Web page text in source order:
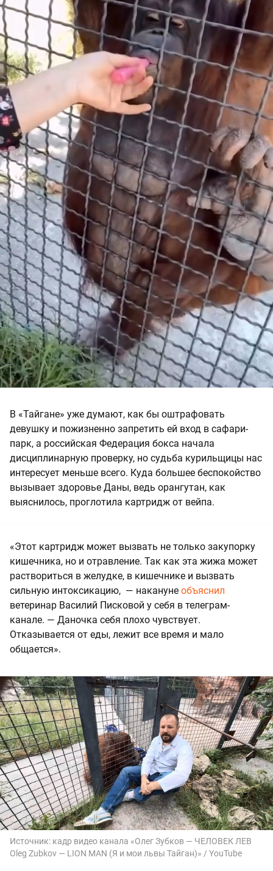
В «Тайгане» уже думают, как бы оштрафовать
девушку и пожизненно запретить ей вход в сафари-
парк, а российская Федерация бокса начала
дисциплинарную проверку, но судьба курильщицы нас
интересует меньше всего. Куда большее беспокойство
вызывает здоровье Даны, ведь орангутан, как
выяснилось, проглотила картридж от вейпа.
«Этот картридж может вызвать не только закупорку
кишечника, но и отравление. Так как эта жижа может
раствориться в желудке, в кишечнике и вызвать
сильную интоксикацию, — накануне объяснил
ветеринар Василий Писковой у себя в телеграм-
канале. — Даночка себя плохо чувствует.
Отказывается от еды, лежит все время и мало
общается».
Источник: кадр видео канала «Олег Зубков — ЧЕЛОВЕК ЛЕВ
Oleg Zubkov — LION MAN (Я и мои львы Тайган)» / YouTube